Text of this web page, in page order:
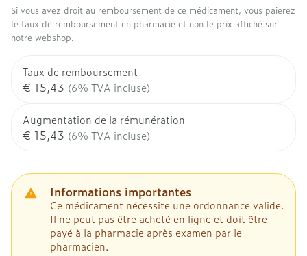
Si vous avez droit au remboursement de ce médicament, vous paierez
le taux de remboursement en pharmacie et non le prix affiché sur
notre webshop.
Taux de remboursement
€ 15,43 (6% TVA incluse)
Augmentation de la rémunération
€ 15,43 (6% TVA incluse)
Informations importantes
Ce médicament nécessite une ordonnance valide.
Il ne peut pas être acheté en ligne et doit être
payé à la pharmacie après examen par le
pharmacien.